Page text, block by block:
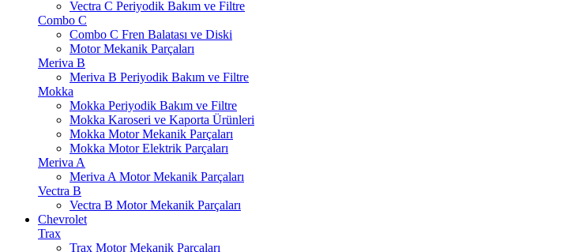
Vectra C Periyodik Bakım ve Filtre
Combo C
Combo C Fren Balatası ve Diski
Motor Mekanik Parçaları
Meriva B
Meriva B Periyodik Bakım ve Filtre
Mokka
Mokka Periyodik Bakım ve Filtre
Mokka Karoseri ve Kaporta Ürünleri
Mokka Motor Mekanik Parçaları
Mokka Motor Elektrik Parçaları
Meriva A
Meriva A Motor Mekanik Parçaları
Vectra B
Vectra B Motor Mekanik Parçaları
Chevrolet
Trax
Trax Motor Mekanik Parçaları